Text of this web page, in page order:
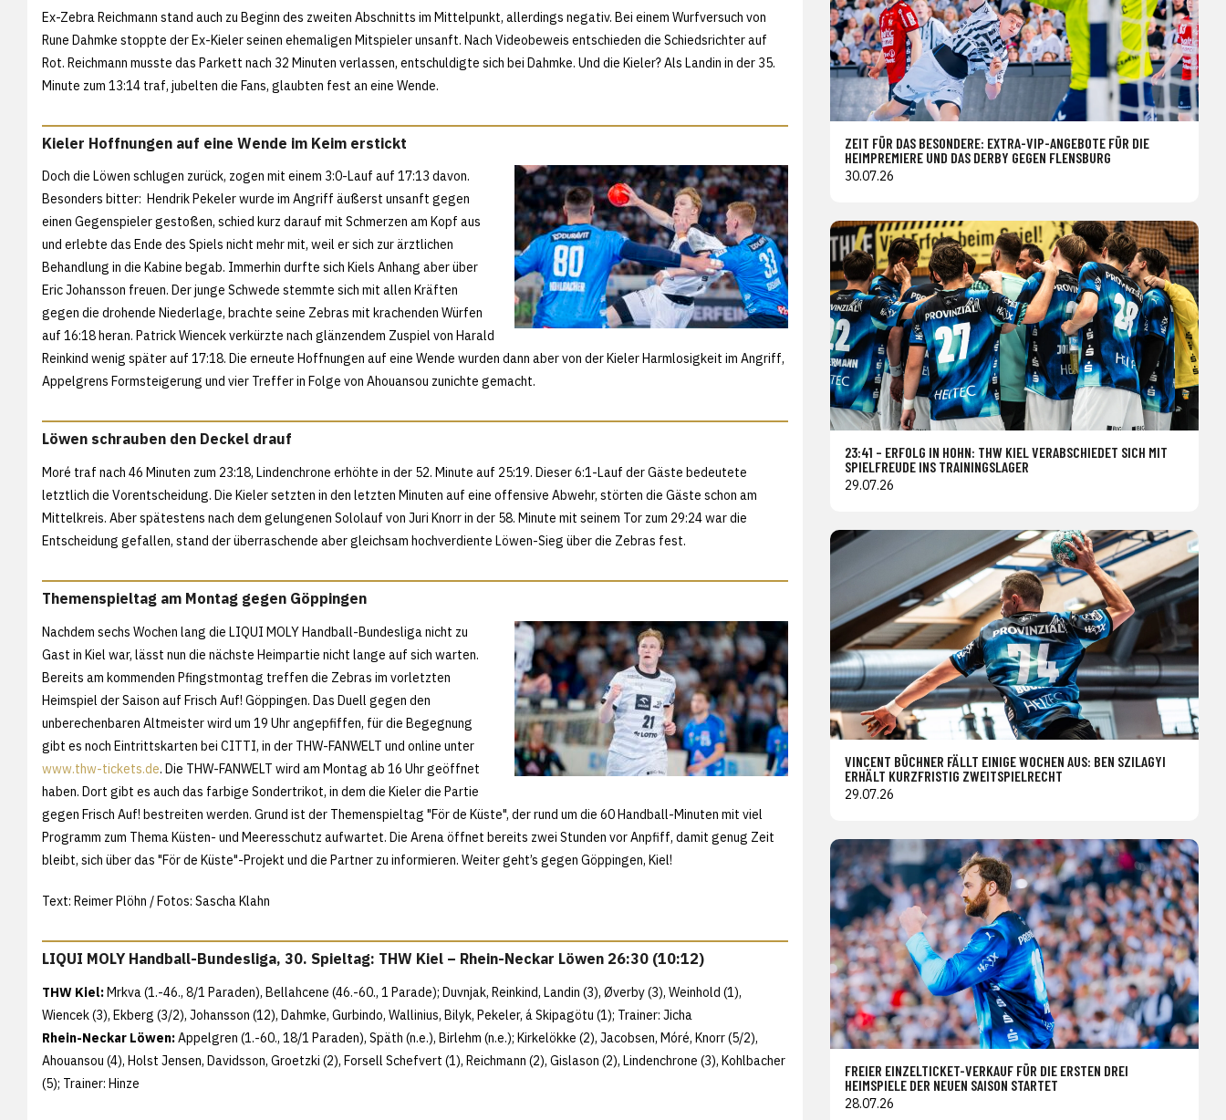
Ex-Zebra Reichmann stand auch zu Beginn des zweiten Abschnitts im Mittelpunkt, allerdings negativ. Bei einem Wurfversuch von
Rune Dahmke stoppte der Ex-Kieler seinen ehemaligen Mitspieler unsanft. Nach Videobeweis entschieden die Schiedsrichter auf
Rot. Reichmann musste das Parkett nach 32 Minuten verlassen, entschuldigte sich bei Dahmke. Und die Kieler? Als Landin in der 35.
Minute zum 13:14 traf, jubelten die Fans, glaubten fest an eine Wende.
Kieler Hoffnungen auf eine Wende im Keim erstickt
Doch die Löwen schlugen zurück, zogen mit einem 3:0-Lauf auf 17:13 davon.
Besonders bitter: Hendrik Pekeler wurde im Angriff äußerst unsanft gegen
einen Gegenspieler gestoßen, schied kurz darauf mit Schmerzen am Kopf aus
und erlebte das Ende des Spiels nicht mehr mit, weil er sich zur ärztlichen
Behandlung in die Kabine begab. Immerhin durfte sich Kiels Anhang aber über
Eric Johansson freuen. Der junge Schwede stemmte sich mit allen Kräften
gegen die drohende Niederlage, brachte seine Zebras mit krachenden Würfen
auf 16:18 heran. Patrick Wiencek verkürzte nach glänzendem Zuspiel von Harald
Reinkind wenig später auf 17:18. Die erneute Hoffnungen auf eine Wende wurden dann aber von der Kieler Harmlosigkeit im Angriff,
Appelgrens Formsteigerung und vier Treffer in Folge von Ahouansou zunichte gemacht.
Löwen schrauben den Deckel drauf
Moré traf nach 46 Minuten zum 23:18, Lindenchrone erhöhte in der 52. Minute auf 25:19. Dieser 6:1-Lauf der Gäste bedeutete
letztlich die Vorentscheidung. Die Kieler setzten in den letzten Minuten auf eine offensive Abwehr, störten die Gäste schon am
Mittelkreis. Aber spätestens nach dem gelungenen Sololauf von Juri Knorr in der 58. Minute mit seinem Tor zum 29:24 war die
Entscheidung gefallen, stand der überraschende aber gleichsam hochverdiente Löwen-Sieg über die Zebras fest.
Themenspieltag am Montag gegen Göppingen
Nachdem sechs Wochen lang die LIQUI MOLY Handball-Bundesliga nicht zu
Gast in Kiel war, lässt nun die nächste Heimpartie nicht lange auf sich warten.
Bereits am kommenden Pfingstmontag treffen die Zebras im vorletzten
Heimspiel der Saison auf Frisch Auf! Göppingen. Das Duell gegen den
unberechenbaren Altmeister wird um 19 Uhr angepfiffen, für die Begegnung
gibt es noch Eintrittskarten bei CITTI, in der THW-FANWELT und online unter
www.thw-tickets.de. Die THW-FANWELT wird am Montag ab 16 Uhr geöffnet
haben. Dort gibt es auch das farbige Sondertrikot, in dem die Kieler die Partie
gegen Frisch Auf! bestreiten werden. Grund ist der Themenspieltag "För de Küste", der rund um die 60 Handball-Minuten mit viel
Programm zum Thema Küsten- und Meeresschutz aufwartet. Die Arena öffnet bereits zwei Stunden vor Anpfiff, damit genug Zeit
bleibt, sich über das "För de Küste"-Projekt und die Partner zu informieren. Weiter geht’s gegen Göppingen, Kiel!
Text: Reimer Plöhn / Fotos: Sascha Klahn
LIQUI MOLY Handball-Bundesliga, 30. Spieltag: THW Kiel – Rhein-Neckar Löwen 26:30 (10:12)
THW Kiel:Mrkva (1.-46., 8/1 Paraden), Bellahcene (46.-60., 1 Parade); Duvnjak, Reinkind, Landin (3), Øverby (3), Weinhold (1),
Wiencek (3), Ekberg (3/2), Johansson (12), Dahmke, Gurbindo, Wallinius, Bilyk, Pekeler, á Skipagötu (1); Trainer: Jicha
Rhein-Neckar Löwen:Appelgren (1.-60., 18/1 Paraden), Späth (n.e.), Birlehm (n.e.); Kirkelökke (2), Jacobsen, Móré, Knorr (5/2),
Ahouansou (4), Holst Jensen, Davidsson, Groetzki (2), Forsell Schefvert (1), Reichmann (2), Gislason (2), Lindenchrone (3), Kohlbacher
(5); Trainer: Hinze
ZEIT FÜR DAS BESONDERE: EXTRA-VIP-ANGEBOTE FÜR DIE
HEIMPREMIERE UND DAS DERBY GEGEN FLENSBURG
30.07.26
23:41 – ERFOLG IN HOHN: THW KIEL VERABSCHIEDET SICH MIT
SPIELFREUDE INS TRAININGSLAGER
29.07.26
VINCENT BÜCHNER FÄLLT EINIGE WOCHEN AUS: BEN SZILAGYI
ERHÄLT KURZFRISTIG ZWEITSPIELRECHT
29.07.26
FREIER EINZELTICKET-VERKAUF FÜR DIE ERSTEN DREI
HEIMSPIELE DER NEUEN SAISON STARTET
28.07.26